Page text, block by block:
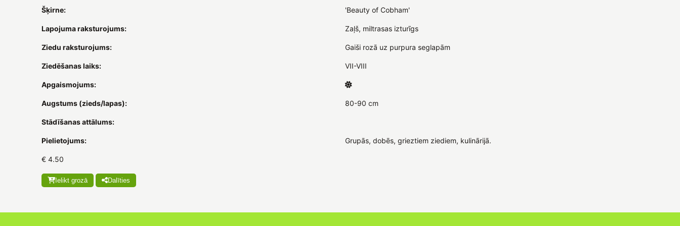
Šķirne: 'Beauty of Cobham'
Lapojuma raksturojums: Zaļš, miltrasas izturīgs
Ziedu raksturojums: Gaiši rozā uz purpura seglapām
Ziedēšanas laiks: VII-VIII
Apgaismojums:
Augstums (zieds/lapas): 80-90 cm
Stādīšanas attālums:
Pielietojums: Grupās, dobēs, grieztiem ziediem, kulinārijā.
€ 4.50
Ielikt grozā Dalīties